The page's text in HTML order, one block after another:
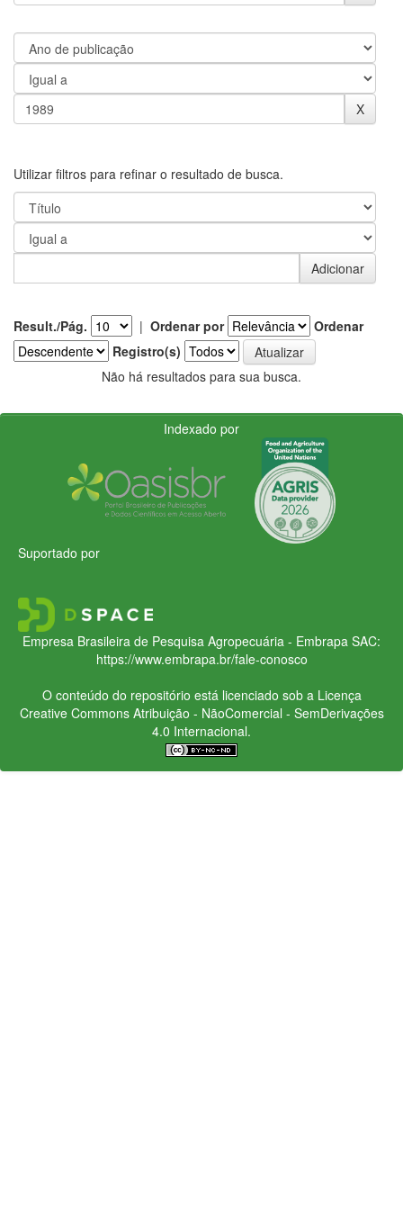
Utilizar filtros para refinar o resultado de busca.
Result./Pág. | Ordenar por
Ordenar
Registro(s)
Não há resultados para sua busca.
Indexado por
Suportado por
Empresa Brasileira de Pesquisa Agropecuária - Embrapa SAC:
https://www.embrapa.br/fale-conosco
O conteúdo do repositório está licenciado sob a Licença
Creative CommonsAtribuição - NãoComercial - SemDerivações
4.0 Internacional.